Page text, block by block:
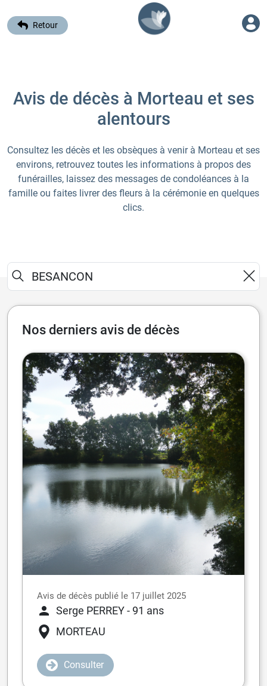
Retour
Avis de décès à Morteau et ses
alentours
Consultez les décès et les obsèques à venir à Morteau et ses
environs, retrouvez toutes les informations à propos des
funérailles, laissez des messages de condoléances à la
famille ou faites livrer des fleurs à la cérémonie en quelques
clics.
Nos derniers avis de décès
Avis de décès publié le 17 juillet 2025
Serge PERREY- 91 ans
MORTEAU
Consulter